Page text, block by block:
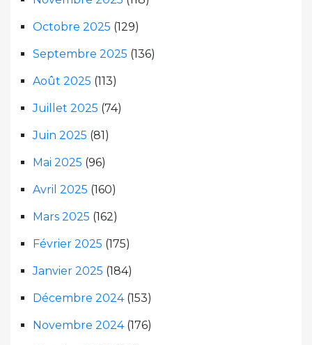
Octobre 2025 (129)
Septembre 2025 (136)
Août 2025 (113)
Juillet 2025 (74)
Juin 2025 (81)
Mai 2025 (96)
Avril 2025 (160)
Mars 2025 (162)
Février 2025 (175)
Janvier 2025 (184)
Décembre 2024(153)
Novembre 2024(176)